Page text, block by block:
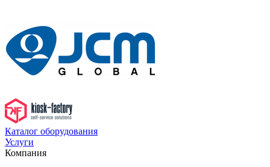
Каталог оборудования
Услуги
Компания